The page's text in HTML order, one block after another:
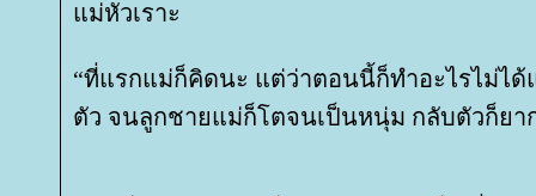
ม่หัวเราะ
“ที่แรกแม่ก็คิดนะ แต่ว่าตอนนี้ก็ทำอะไรไม่ได้
ตัว จนลูกชายแม่ก็โตจนเป็นหนุ่ม กลับตัวก็ยา